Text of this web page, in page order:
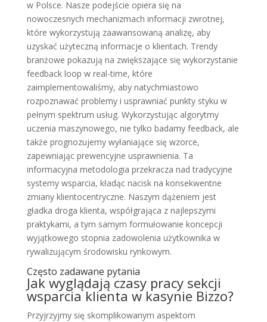
w Polsce. Nasze podejście opiera się na
nowoczesnych mechanizmach informacji zwrotnej,
które wykorzystują zaawansowaną analizę, aby
uzyskać użyteczną informacje o klientach. Trendy
branżowe pokazują na zwiększające się wykorzystanie
feedback loop w real-time, które
zaimplementowaliśmy, aby natychmiastowo
rozpoznawać problemy i usprawniać punkty styku w
pełnym spektrum usług. Wykorzystując algorytmy
uczenia maszynowego, nie tylko badamy feedback, ale
także prognozujemy wyłaniające się wzorce,
zapewniając prewencyjne usprawnienia. Ta
informacyjna metodologia przekracza nad tradycyjne
systemy wsparcia, kładąc nacisk na konsekwentne
zmiany klientocentryczne. Naszym dążeniem jest
gładka droga klienta, współgrająca z najlepszymi
praktykami, a tym samym formułowanie koncepcji
wyjątkowego stopnia zadowolenia użytkownika w
rywalizującym środowisku rynkowym.
Często zadawane pytania
Jak wyglądają czasy pracy sekcji
wsparcia klienta w kasynie Bizzo?
Przyjrzyjmy się skomplikowanym aspektom